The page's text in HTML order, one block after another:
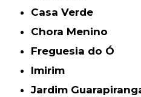
Casa Verde
Chora Menino
Freguesia do Ó
Imirim
Jardim